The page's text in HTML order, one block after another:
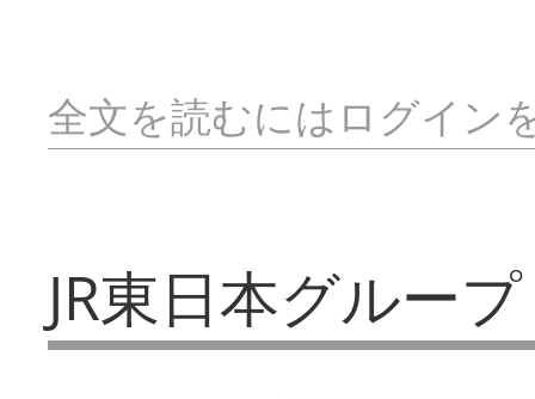
全文を読むにはログイン
JR東日本グループ